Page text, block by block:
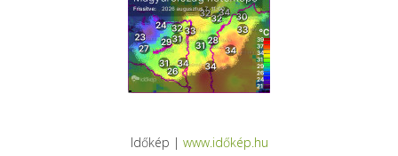
Időkép | www.időkép.hu